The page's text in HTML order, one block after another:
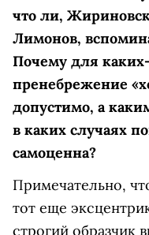
что ли,
Лимонов,
Почему для
пренебрежение
допустимо, а
в каких случаях
самоценна?
Примечательно,
тот еще
строгий образчик